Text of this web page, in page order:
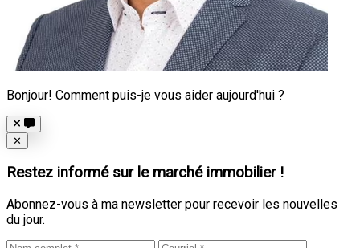
Bonjour! Comment puis-je vous aider aujourd'hui ?
Close
✕
Restez informé sur le marché immobilier !
Abonnez-vous à ma newsletter pour recevoir les nouvelles
du jour.